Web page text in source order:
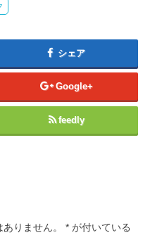
シェア
Google+
feedly
りません。 * が付いている